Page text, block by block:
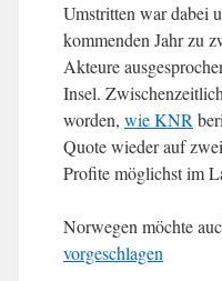
Umstritten war dabei
kommenden Jahr zu
Akteure
Insel.
worden, wie KNR
Quote wieder auf
Profite möglichst im
Norwegen möchte
vorgeschlagen